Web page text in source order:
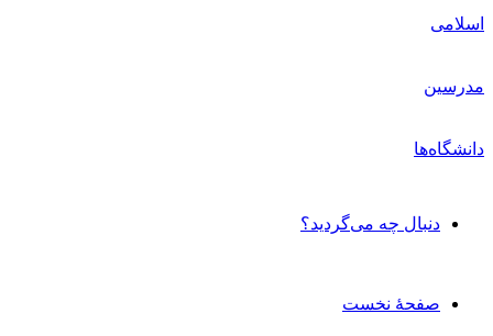
دنبال چه می‌گردید؟
صفحۀ نخست